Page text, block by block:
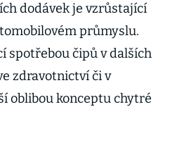
dodávek je vzrůstající
průmyslu.
spotřebou čipů v dalších
zdravotnictví či v
oblibou konceptu chytré